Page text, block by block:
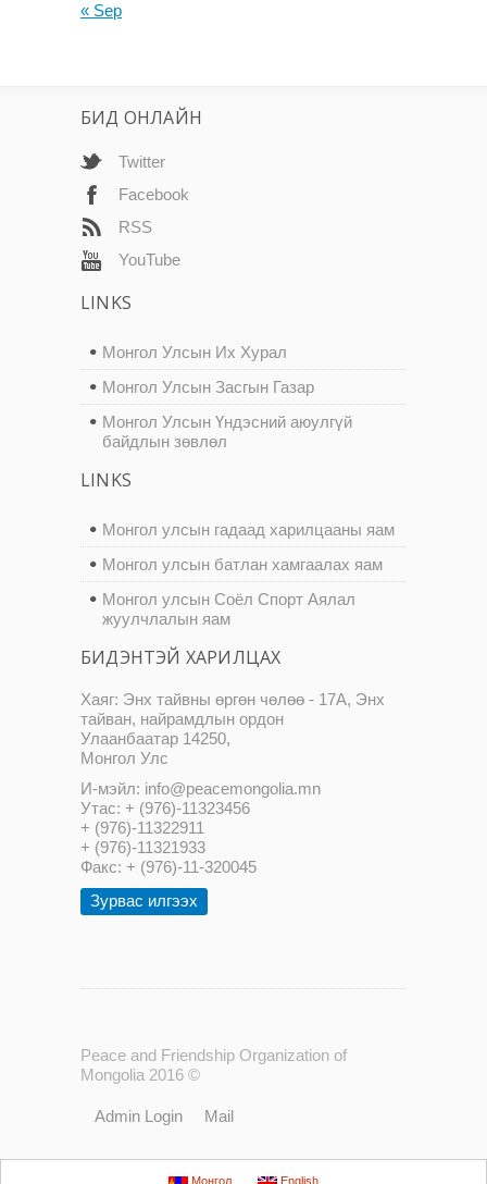
« Sep
БИД ОНЛАЙН
Twitter
Facebook
RSS
YouTube
LINKS
Монгол Улсын Их Хурал
Монгол Улсын Засгын Газар
Монгол Улсын Үндэсний аюулгүй
байдлын зөвлөл
LINKS
Монгол улсын гадаад харилцааны яам
Монгол улсын батлан хамгаалах яам
Монгол улсын Соёл Спорт Аялал
жуулчлалын яам
БИДЭНТЭЙ ХАРИЛЦАХ
Хаяг: Энх тайвны өргөн чөлөө - 17А, Энх
тайван, найрамдлын ордон
Улаанбаатар 14250,
Монгол Улс
И-мэйл: info@peacemongolia.mn
Утас: + (976)-11323456
+ (976)-11322911
+ (976)-11321933
Факс: + (976)-11-320045
Зурвас илгээх
Peace and Friendship Organization of
Mongolia 2016 ©
Admin Login Mail
Монгол English